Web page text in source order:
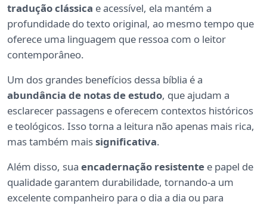
tradução clássica e acessível, ela mantém a
profundidade do texto original, ao mesmo tempo que
oferece uma linguagem que ressoa com o leitor
contemporâneo.
Um dos grandes benefícios dessa bíblia é a
abundância de notas de estudo, que ajudam a
esclarecer passagens e oferecem contextos históricos
e teológicos. Isso torna a leitura não apenas mais rica,
mas também maissignificativa.
Além disso, sua encadernação resistente e papel de
qualidade garantem durabilidade, tornando-a um
excelente companheiro para o dia a dia ou para